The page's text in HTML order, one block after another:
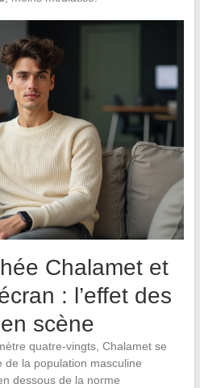
Chalamet et
: l’effet des
scène
quatre-vingts, Chalamet se
la population masculine
dessous de la norme